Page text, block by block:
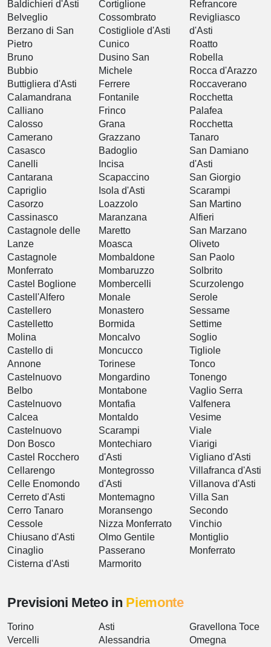
Baldichieri d'Asti
Belveglio
Berzano di San
Pietro
Bruno
Bubbio
Buttigliera d'Asti
Calamandrana
Calliano
Calosso
Camerano
Casasco
Canelli
Cantarana
Capriglio
Casorzo
Cassinasco
Castagnole delle
Lanze
Castagnole
Monferrato
Castel Boglione
Castell'Alfero
Castellero
Castelletto
Molina
Castello di
Annone
Castelnuovo
Belbo
Castelnuovo
Calcea
Castelnuovo
Don Bosco
Castel Rocchero
Cellarengo
Celle Enomondo
Cerreto d'Asti
Cerro Tanaro
Cessole
Chiusano d'Asti
Cinaglio
Cisterna d'Asti
Cortiglione
Cossombrato
Costigliole d'Asti
Cunico
Dusino San
Michele
Ferrere
Fontanile
Frinco
Grana
Grazzano
Badoglio
Incisa
Scapaccino
Isola d'Asti
Loazzolo
Maranzana
Maretto
Moasca
Mombaldone
Mombaruzzo
Mombercelli
Monale
Monastero
Bormida
Moncalvo
Moncucco
Torinese
Mongardino
Montabone
Montafia
Montaldo
Scarampi
Montechiaro
d'Asti
Montegrosso
d'Asti
Montemagno
Moransengo
Nizza Monferrato
Olmo Gentile
Passerano
Marmorito
Refrancore
Revigliasco
d'Asti
Roatto
Robella
Rocca d'Arazzo
Roccaverano
Rocchetta
Palafea
Rocchetta
Tanaro
San Damiano
d'Asti
San Giorgio
Scarampi
San Martino
Alfieri
San Marzano
Oliveto
San Paolo
Solbrito
Scurzolengo
Serole
Sessame
Settime
Soglio
Tigliole
Tonco
Tonengo
Vaglio Serra
Valfenera
Vesime
Viale
Viarigi
Vigliano d'Asti
Villafranca d'Asti
Villanova d'Asti
Villa San
Secondo
Vinchio
Montiglio
Monferrato
Previsioni Meteo in Piemonte
Torino
Vercelli
Asti
Alessandria
Gravellona Toce
Omegna